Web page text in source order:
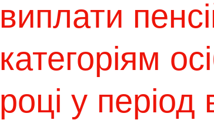
виплати
категоріям
році у період